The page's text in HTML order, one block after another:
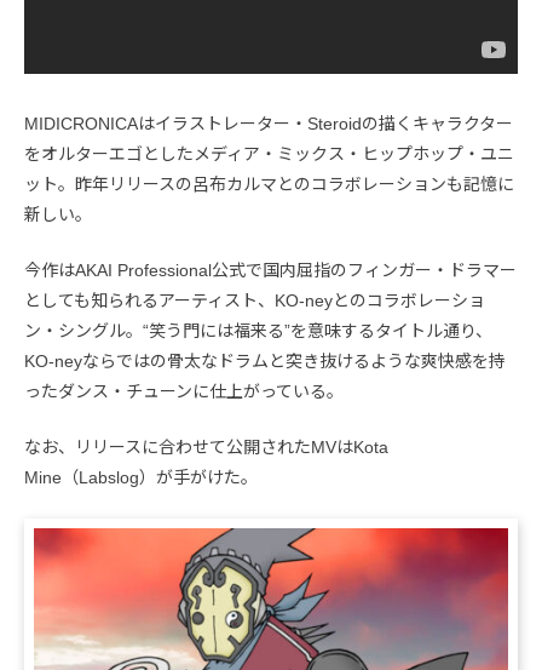
MIDICRONICAはイラストレーター・Steroidの描くキャラクター
をオルターエゴとしたメディア・ミックス・ヒップホップ・ユニ
ット。昨年リリースの呂布カルマとのコラボレーションも記憶に
新しい。
今作はAKAI Professional公式で国内屈指のフィンガー・ドラマー
としても知られるアーティスト、KO-neyとのコラボレーショ
ン・シングル。“笑う門には福来る”を意味するタイトル通り、
KO-neyならではの骨太なドラムと突き抜けるような爽快感を持
ったダンス・チューンに仕上がっている。
なお、リリースに合わせて公開されたMVはKota
Mine（Labslog）が手がけた。